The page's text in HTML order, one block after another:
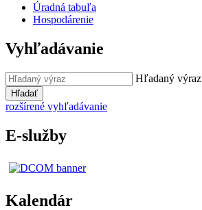
Úradná tabuľa
Hospodárenie
Vyhľadávanie
Hľadaný výraz
Hľadať
rozšírené vyhľadávanie
E-služby
Kalendár